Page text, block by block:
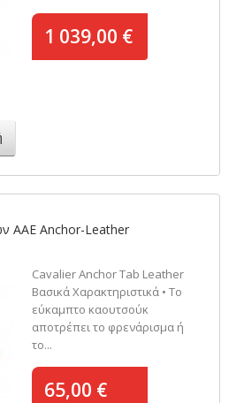
1 039,00 €
AAE Anchor-Leather
Cavalier Anchor Tab Leather
Βασικά Χαρακτηριστικά • Το
εύκαμπτο καουτσούκ
αποτρέπει το φρενάρισμα ή
το...
65,00 €